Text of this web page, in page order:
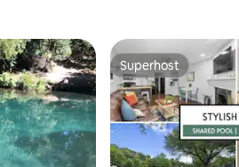
Superhost
Superhost